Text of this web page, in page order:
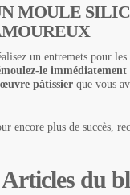
MOULE
un entremets pour
le immédiatement
pâtissier que vous
encore plus de succès,
Articles du